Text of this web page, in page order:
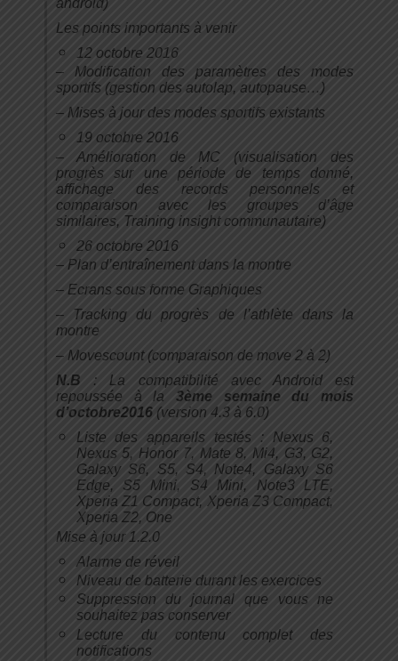
Les points importants à venir
12 octobre 2016
– Modification des paramètres des modes
sportifs (gestion des autolap, autopause…)
– Mises à jour des modes sportifs existants
19 octobre 2016
– Amélioration de MC (visualisation des
progrès sur une période de temps donné,
affichage des records personnels et
comparaison avec les groupes d’âge
similaires, Training insight communautaire)
26 octobre 2016
– Plan d’entraînement dans la montre
– Ecrans sous forme Graphiques
– Tracking du progrès de l’athlète dans la
montre
– Movescount (comparaison de move 2 à 2)
N.B : La compatibilité avec Android est
repoussée à la 3ème semaine du mois
d’octobre2016 (version 4.3 à 6.0)
Liste des appareils testés : Nexus 6,
Nexus 5, Honor 7, Mate 8, Mi4, G3, G2,
Galaxy S6, S5, S4, Note4, Galaxy S6
Edge, S5 Mini, S4 Mini, Note3 LTE,
Xperia Z1 Compact, Xperia Z3 Compact,
Xperia Z2, One
Mise à jour 1.2.0
Alarme de réveil
Niveau de batterie durant les exercices
Suppression du journal que vous ne
souhaitez pas conserver
Lecture du contenu complet des
notifications